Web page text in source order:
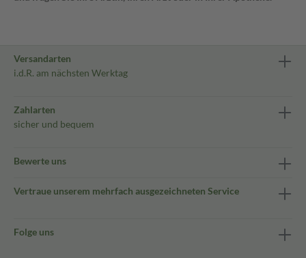
Versandarten
i.d.R. am nächsten Werktag
Zahlarten
sicher und bequem
Bewerte uns
Vertraue unserem mehrfach ausgezeichneten Service
Folge uns